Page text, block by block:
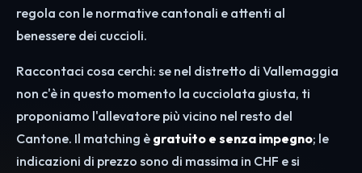
regola con le normative cantonali e attenti al
benessere dei cuccioli.
Raccontaci cosa cerchi: se nel distretto di Vallemaggia
non c'è in questo momento la cucciolata giusta, ti
proponiamo l'allevatore più vicino nel resto del
Cantone. Il matching è gratuito e senza impegno; le
indicazioni di prezzo sono di massima in CHF e si